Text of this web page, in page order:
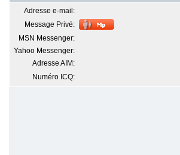
Adresse e-mail:
Message Privé:
MSN Messenger:
Yahoo Messenger:
Adresse AIM:
Numéro ICQ: